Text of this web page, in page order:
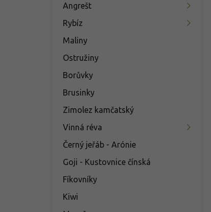
Angrešt
Rybíz
Maliny
Ostružiny
Borůvky
Brusinky
Zimolez kamčatský
Vinná réva
Černý jeřáb - Arónie
Goji - Kustovnice čínská
Fíkovníky
Kiwi